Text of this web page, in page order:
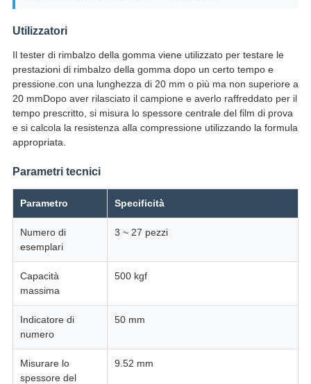
Utilizzatori
Il tester di rimbalzo della gomma viene utilizzato per testare le
prestazioni di rimbalzo della gomma dopo un certo tempo e
pressione.con una lunghezza di 20 mm o più ma non superiore a
20 mmDopo aver rilasciato il campione e averlo raffreddato per il
tempo prescritto, si misura lo spessore centrale del film di prova
e si calcola la resistenza alla compressione utilizzando la formula
appropriata.
Parametri tecnici
Parametro Specificità
Numero di
esemplari
3 ~ 27 pezzi
Capacità
massima
500 kgf
Indicatore di
numero
50 mm
Misurare lo
spessore del
9.52 mm